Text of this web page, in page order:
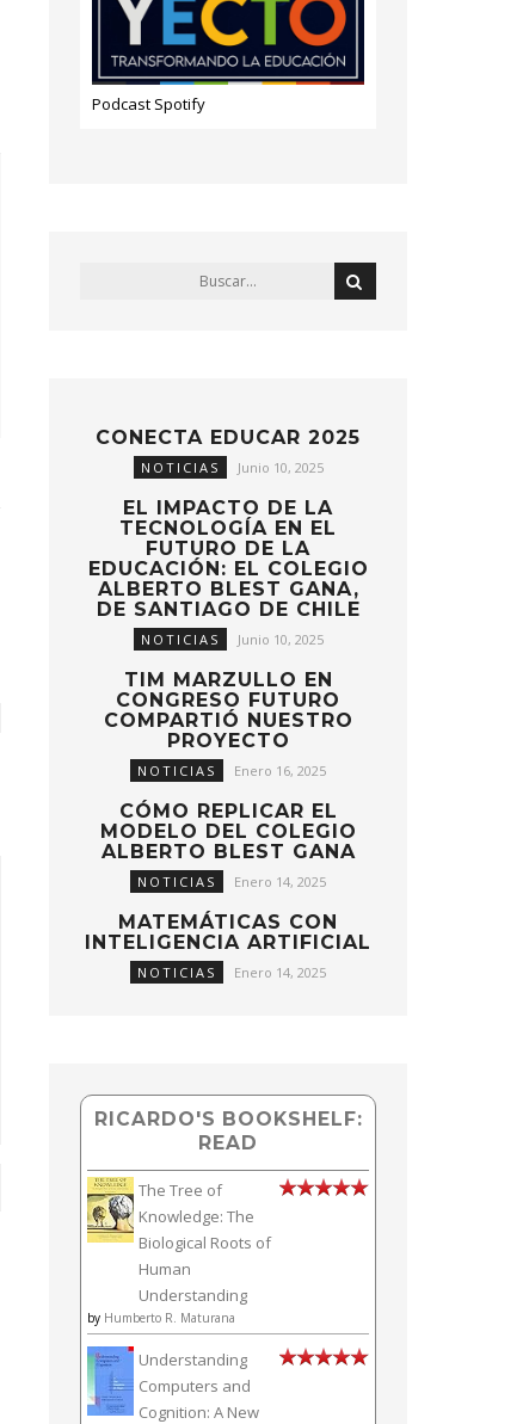
Podcast Spotify
CONECTA EDUCAR 2025
NOTICIAS Junio 10, 2025
EL IMPACTO DE LA
TECNOLOGÍA EN EL
FUTURO DE LA
EDUCACIÓN: EL COLEGIO
ALBERTO BLEST GANA,
DE SANTIAGO DE CHILE
NOTICIAS Junio 10, 2025
TIM MARZULLO EN
CONGRESO FUTURO
COMPARTIÓ NUESTRO
PROYECTO
NOTICIAS Enero 16, 2025
CÓMO REPLICAR EL
MODELO DEL COLEGIO
ALBERTO BLEST GANA
NOTICIAS Enero 14, 2025
MATEMÁTICAS CON
INTELIGENCIA ARTIFICIAL
NOTICIAS Enero 14, 2025
RICARDO'S BOOKSHELF:
READ
The Tree of
Knowledge: The
Biological Roots of
Human
Understanding
by Humberto R. Maturana
Understanding
Computers and
Cognition: A New